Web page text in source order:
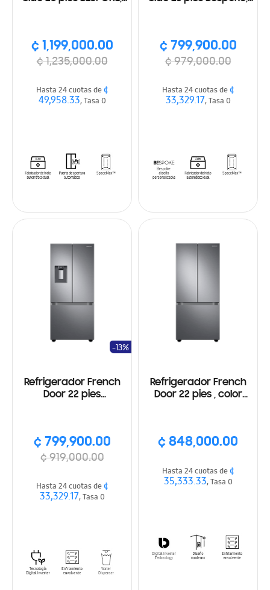
¢ 1,199,000.00
¢ 1,235,000.00
Hasta 24 cuotas de¢
49,958.33, Tasa 0
¢ 799,900.00
¢ 979,000.00
Hasta 24 cuotas de¢
33,329.17, Tasa 0
Refrigerador French
Door 22 pies
¢ 799,900.00
¢ 919,000.00
-13%
Hasta 24 cuotas de¢
33,329.17, Tasa 0
Refrigerador French
Door 22 pies , color
¢ 848,000.00
Hasta 24 cuotas de¢
35,333.33, Tasa 0